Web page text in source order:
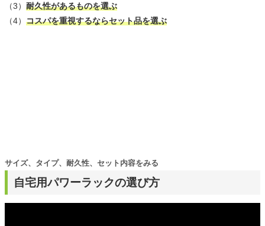
（3） 耐久性があるものを選ぶ
（4） コスパを重視するならセット品を選ぶ
自宅用パワーラックの選び方
サイズ、タイプ、耐久性、セット内容をみる